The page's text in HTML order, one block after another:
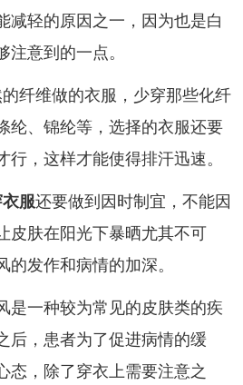
减轻的原因之一，因为也是白
注意到的一点。
纤维做的衣服，少穿那些化纤
纶、锦纶等，选择的衣服还要
行，这样才能使得排汗迅速。
服还要做到因时制宜，不能因
皮肤在阳光下暴晒尤其不可
发作和病情的加深。
一种较为常见的皮肤类的疾
后，患者为了促进病情的缓
态，除了穿衣上需要注意之